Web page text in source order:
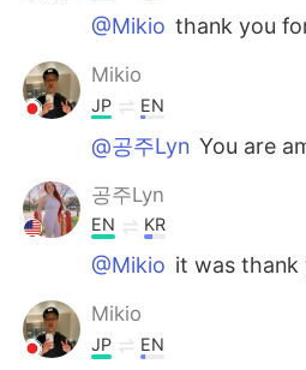
@Mikio thank you
Mikio
JP EN
@공주Lyn You are
공주Lyn
EN KR
@Mikio it was thank
Mikio
JP EN